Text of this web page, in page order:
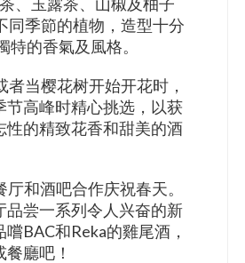
同季節的植物，造型十分
的香氣及風格。
当樱花树开始开花时，
节高峰时精心挑选，以获
的精致花香和甜美的酒
和酒吧合作庆祝春天。
尝一系列令人兴奋的新
BAC和Reka的雞尾酒，
廳吧！